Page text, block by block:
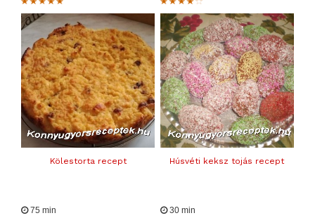
Kölestorta recept Húsvéti keksz tojás recept
75 min 30 min